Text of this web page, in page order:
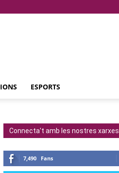
ESPORTS
Connecta't amb les nostres xarxes
7,490 Fans